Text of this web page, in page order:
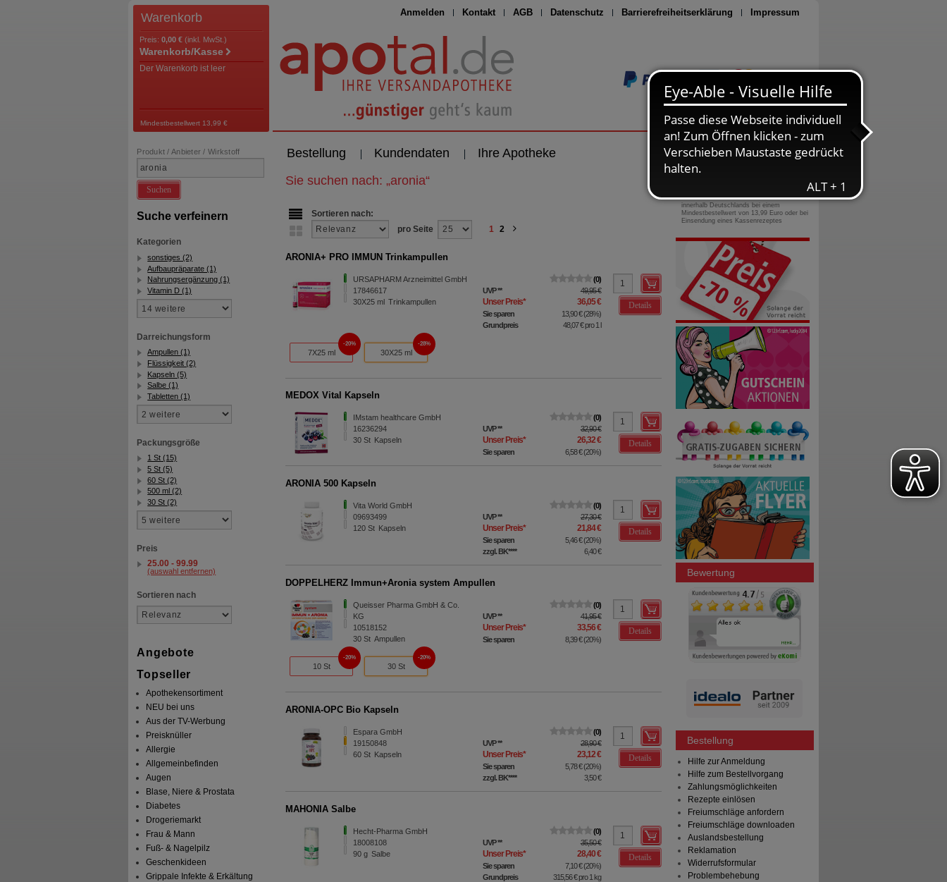
Anmelden Kontakt AGB Datenschutz Barrierefreiheitserklärung Impressum
Seite drucken
Warenkorb
Preis: 0,00 € (inkl. MwSt.)
Warenkorb/Kasse
Der Warenkorb ist leer
Mindestbestellwert 13,99 €
Bestellung Kundendaten Ihre Apotheke
Produkt / Anbieter / Wirkstoff
Suchen
Suche verfeinern
Kategorien
sonstiges (2)
Aufbaupräparate (1)
Nahrungsergänzung (1)
Vitamin D (1)
Darreichungsform
Ampullen (1)
Flüssigkeit (2)
Kapseln (5)
Salbe (1)
Tabletten (1)
Packungsgröße
1 St (15)
5 St (5)
60 St (2)
500 ml (2)
30 St (2)
Preis
25.00 - 99.99
(auswahl entfernen)
Sortieren nach
Angebote
Topseller
Apothekensortiment
NEU bei uns
Aus der TV-Werbung
Preisknüller
Allergie
Allgemeinbefinden
Augen
Blase, Niere & Prostata
Diabetes
Drogeriemarkt
Frau & Mann
Fuß- & Nagelpilz
Geschenkideen
Grippale Infekte & Erkältung
Sie suchen nach: „aronia“
Sortieren nach:
pro Seite
1 2
ARONIA+ PRO IMMUN Trinkampullen
URSAPHARM Arzneimittel GmbH
17846617
30X25 ml Trinkampullen
0
UVP** 49,95 €
Unser Preis* 36,05 €
Sie sparen 13,90 €(28%)
Grundpreis
48,07 €pro 1 l
Details
7X25 ml
20%
30X25 ml
28%
MEDOX Vital Kapseln
IMstam healthcare GmbH
16236294
30St Kapseln
0
UVP** 32,90 €
Unser Preis* 26,32 €
Sie sparen 6,58 €(20%)
Details
ARONIA 500 Kapseln
Vita World GmbH
09693499
120St Kapseln
0
UVP** 27,30 €
Unser Preis* 21,84 €
Sie sparen 5,46 €(20%)
zzgl. BK**** 6,40 €
Details
DOPPELHERZ Immun+Aronia system Ampullen
Queisser Pharma GmbH & Co.
KG
10518152
30St Ampullen
0
UVP** 41,95 €
Unser Preis* 33,56 €
Sie sparen 8,39 €(20%)
Details
10 St
20%
30 St
20%
ARONIA-OPC Bio Kapseln
Espara GmbH
19150848
60St Kapseln
0
UVP** 28,90 €
Unser Preis* 23,12 €
Sie sparen 5,78 €(20%)
zzgl. BK**** 3,50 €
Details
MAHONIA Salbe
Hecht-Pharma GmbH
18008108
90g Salbe
0
UVP** 35,50 €
Unser Preis* 28,40 €
Sie sparen 7,10 €(20%)
Grundpreis
315,56 €pro 1 kg
Details
0800-10 11 422
gebührenfreie Rufnummer
innerhalb Deutschlands bei einem
Mindestbestellwert von 13,99 Euro oder bei
Einsendung eines Kassenrezeptes
Bewertung
Bestellung
Hilfe zur Anmeldung
Hilfe zum Bestellvorgang
Zahlungsmöglichkeiten
Rezepte einlösen
Freiumschläge anfordern
Freiumschläge downloaden
Auslandsbestellung
Reklamation
Widerrufsformular
Problembehebung